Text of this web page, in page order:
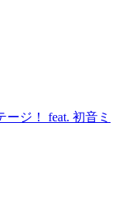
ジ！ feat. 初音ミ